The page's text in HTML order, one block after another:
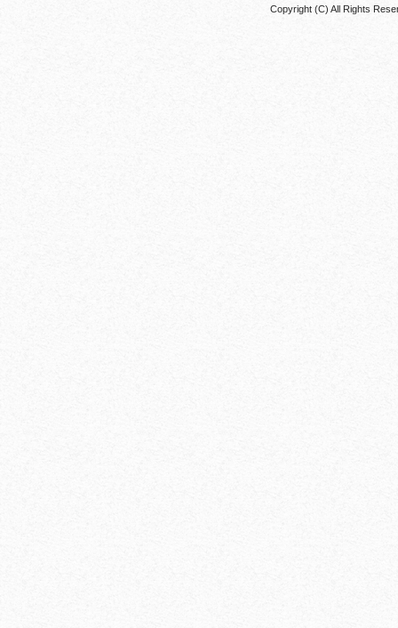
Copyright (C) All Rights